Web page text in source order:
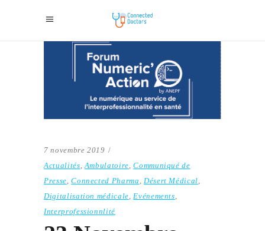
7 novembre 2019
Actualités Ambulatoire ,Communiqué de
Presse ,Connected Pharma Désert Médical
Digitalisation médicale Evénements
Interprofessionnlité